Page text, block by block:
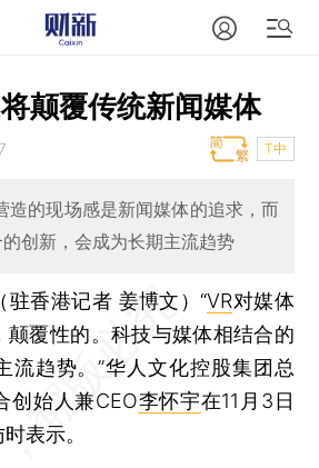
颠覆传统新闻媒体
T中
造的现场感是新闻媒体的追求，而
创新，会成为长期主流趋势
驻香港记者 姜博文）“VR对媒体
颠覆性的。科技与媒体相结合的
流趋势。”华人文化控股集团总
创始人兼CEO李怀宇在11月3日
表示。